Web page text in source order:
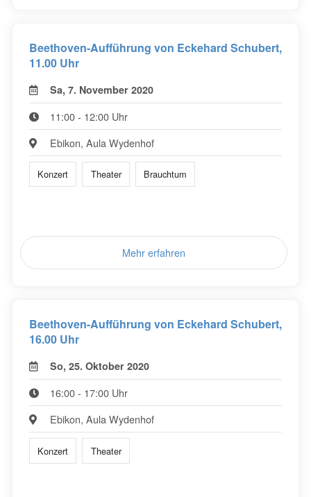
Beethoven-Aufführung von Eckehard Schubert,
11.00 Uhr
Sa, 7. November 2020
11:00 - 12:00 Uhr
Ebikon, Aula Wydenhof
Konzert Theater Brauchtum
Mehr erfahren
Beethoven-Aufführung von Eckehard Schubert,
16.00 Uhr
So, 25. Oktober 2020
16:00 - 17:00 Uhr
Ebikon, Aula Wydenhof
Konzert Theater